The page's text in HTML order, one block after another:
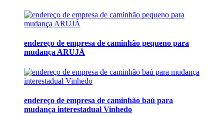
endereço de empresa de caminhão pequeno para
mudança ARUJÁ
endereço de empresa de caminhão baú para
mudança interestadual Vinhedo